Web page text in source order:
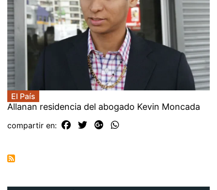
El País
Allanan residencia del abogado Kevin Moncada
compartir en: